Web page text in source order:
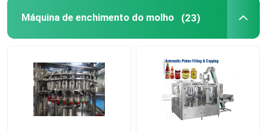
Máquina de enchimento líquida do adubo
Máquina de enchimento do detergente líquido
Máquina de Unscrambler da garrafa
Máquina de enchimento do molho (23)